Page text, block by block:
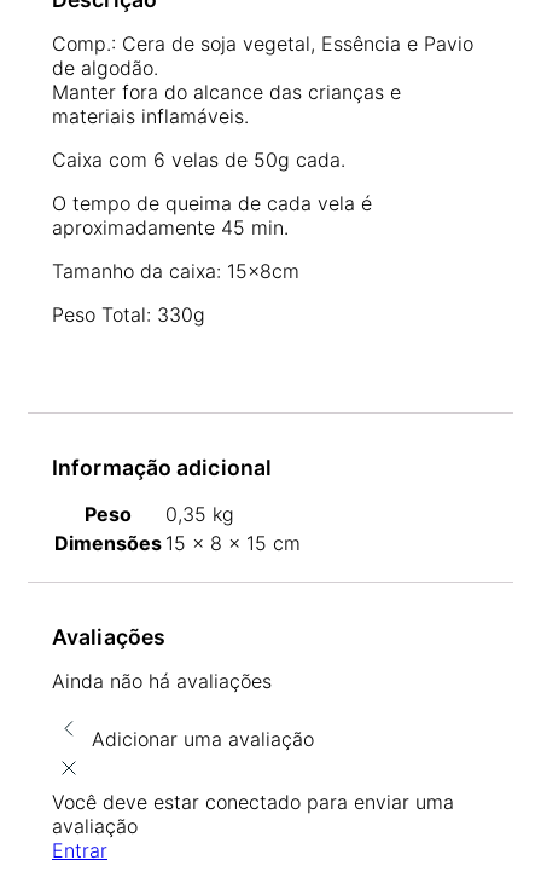
Comp.: Cera de soja vegetal, Essência e Pavio
de algodão.
Manter fora do alcance das crianças e
materiais inflamáveis.
Caixa com 6 velas de 50g cada.
O tempo de queima de cada vela é
aproximadamente 45 min.
Tamanho da caixa: 15x8cm
Peso Total: 330g
Informação adicional
Peso
0,35 kg
Dimensões 15 × 8 × 15 cm
Avaliações
Ainda não há avaliações
Adicionar uma avaliação
Você deve estar conectado para enviar uma
avaliação
Entrar